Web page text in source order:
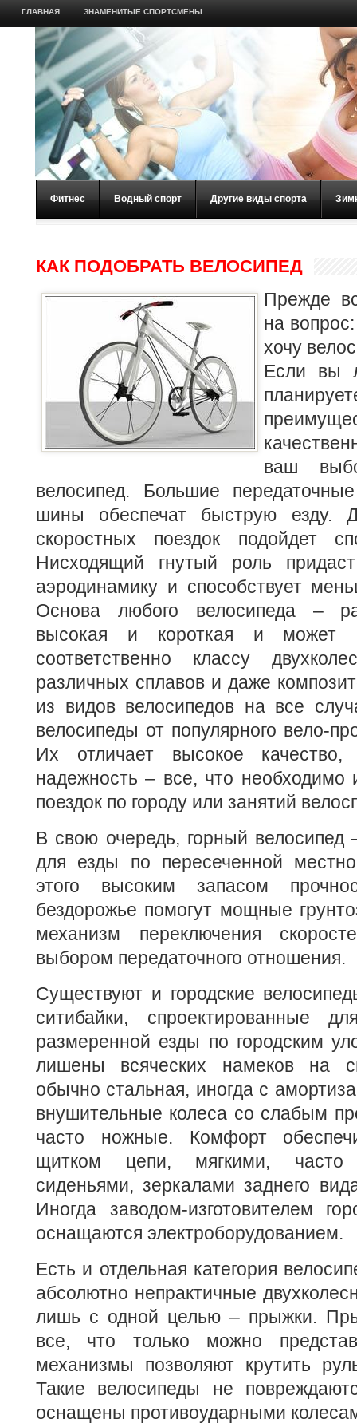
ГЛАВНАЯ ЗНАМЕНИТЫЕ СПОРТСМЕНЫ
Фитнес Водный спорт Другие виды спорта
КАК ПОДОБРАТЬ ВЕЛОСИПЕД
Прежде
на
хочу
Если вы
ваш
велосипед. Большие
шины обеспечат быструю езду.
скоростных поездок подойдет
Нисходящий гнутый роль
аэродинамику и способствует
Основа любого велосипеда –
высокая и короткая и может
соответственно классу
различных сплавов и даже
из видов велосипедов на все
велосипеды от популярного вело-
Их отличает высокое качество,
надежность – все, что необходимо
поездок по городу или занятий
В свою очередь, горный
для езды по пересеченной
этого высоким запасом
бездорожье помогут мощные
механизм переключения
выбором передаточного отношения.
Существуют и городские
ситибайки, спроектированные
размеренной езды по городским
лишены всяческих намеков на
обычно стальная, иногда с
внушительные колеса со слабым
часто ножные. Комфорт
щитком цепи, мягкими, часто
сиденьями, зеркалами заднего
Иногда заводом-изготовителем
оснащаются электроборудованием.
Есть и отдельная категория
абсолютно непрактичные
лишь с одной целью – прыжки.
все, что только можно
механизмы позволяют крутить
Такие велосипеды не
оснащены противоударными